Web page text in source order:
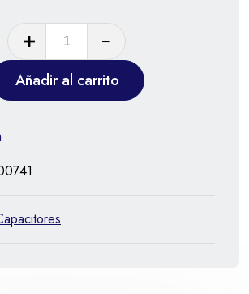
Añadir al carrito